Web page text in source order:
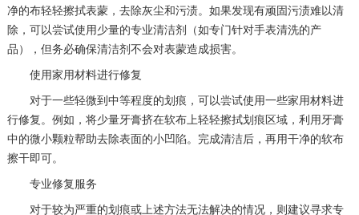
净的布轻轻擦拭表蒙，去除灰尘和污渍。如果发现有顽固污渍难以清
除，可以尝试使用少量的专业清洁剂（如专门针对手表清洗的产
品），但务必确保清洁剂不会对表蒙造成损害。
使用家用材料进行修复
对于一些轻微到中等程度的划痕，可以尝试使用一些家用材料进
行修复。例如，将少量牙膏挤在软布上轻轻擦拭划痕区域，利用牙膏
中的微小颗粒帮助去除表面的小凹陷。完成清洁后，再用干净的软布
擦干即可。
专业修复服务
对于较为严重的划痕或上述方法无法解决的情况，则建议寻求专